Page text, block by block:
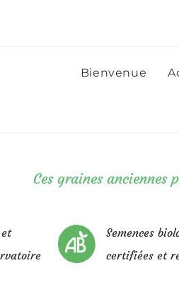
Bienvenue
Ces graines anciennes
Semences
certifiées et